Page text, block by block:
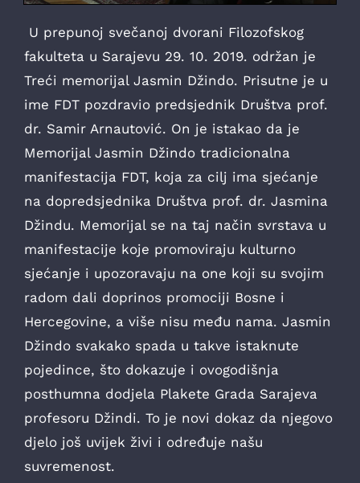
U prepunoj svečanoj dvorani Filozofskog
fakulteta u Sarajevu 29. 10. 2019. održan je
Treći memorijal Jasmin Džindo. Prisutne je u
ime FDT pozdravio predsjednik Društva prof.
dr. Samir Arnautović. On je istakao da je
Memorijal Jasmin Džindo tradicionalna
manifestacija FDT, koja za cilj ima sjećanje
na dopredsjednika Društva prof. dr. Jasmina
Džindu. Memorijal se na taj način svrstava u
manifestacije koje promoviraju kulturno
sjećanje i upozoravaju na one koji su svojim
radom dali doprinos promociji Bosne i
Hercegovine, a više nisu među nama. Jasmin
Džindo svakako spada u takve istaknute
pojedince, što dokazuje i ovogodišnja
posthumna dodjela Plakete Grada Sarajeva
profesoru Džindi. To je novi dokaz da njegovo
djelo još uvijek živi i određuje našu
suvremenost.